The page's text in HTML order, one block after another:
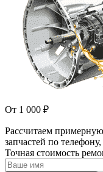
От 1 000 ₽
Рассчитаем
запчастей по
Точная стоимость